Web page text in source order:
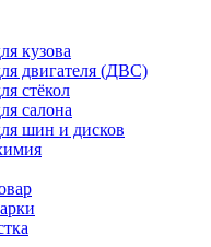
кузова
двигателя (ДВС)
стёкол
салона
шин и дисков